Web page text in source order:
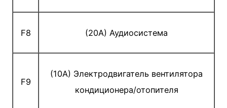
F8 (20A) Аудиосистема
F9
(10A) Электродвигатель вентилятора
кондиционера/отопителя